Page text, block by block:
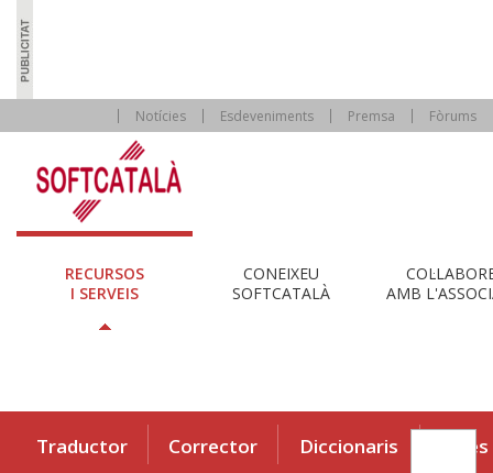
Notícies Esdeveniments Premsa Fòrums
RECURSOS
I SERVEIS
CONEIXEU
SOFTCATALÀ
AMB
Traductor Corrector Diccionaris Eines